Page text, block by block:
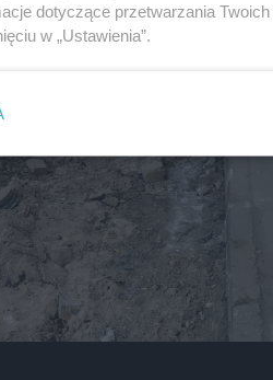
dotyczące przetwarzania
w „Ustawienia”.